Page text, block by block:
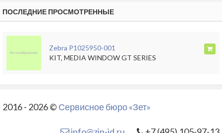
ПОСЛЕДНИЕ ПРОСМОТРЕННЫЕ
Zebra P1025950-001
KIT, MEDIA WINDOW GT SERIES
2016 - 2026 © Сервисное бюро «Зет»